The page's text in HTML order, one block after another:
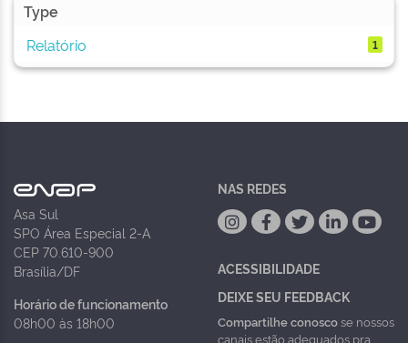
Type
Relatório
1
Asa Sul
SPO Área Especial 2-A
CEP 70.610-900
Brasília/DF
Horário de funcionamento
08h00 às 18h00
NAS REDES
ACESSIBILIDADE
DEIXE SEU FEEDBACK
Compartilhe conoscose nossos
canais estão adequados pra